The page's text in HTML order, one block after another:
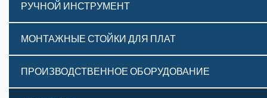
РУЧНОЙ ИНСТРУМЕНТ
МОНТАЖНЫЕ СТОЙКИ ДЛЯ ПЛАТ
ПРОИЗВОДСТВЕННОЕ ОБОРУДОВАНИЕ